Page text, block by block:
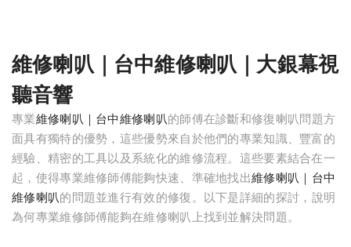
維修喇叭｜台中維修喇叭｜大銀幕視
聽音響
專業維修喇叭｜台中維修喇叭的師傅在診斷和修復喇叭問題方
面具有獨特的優勢，這些優勢來自於他們的專業知識、豐富的
經驗、精密的工具以及系統化的維修流程。這些要素結合在一
起，使得專業維修師傅能夠快速、準確地找出維修喇叭｜台中
維修喇叭的問題並進行有效的修復。以下是詳細的探討，說明
為何專業維修師傅能夠在維修喇叭上找到並解決問題。